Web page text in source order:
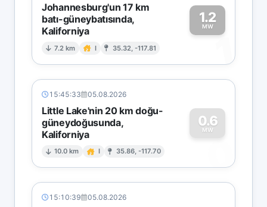
Johannesburg'un 17 km
batı-güneybatısında,
Kaliforniya
7.2 km I 35.32, -117.81
1.2
MW
1
15:45:33 05.08.2026
Little Lake'nin 20 km doğu-
güneydoğusunda,
Kaliforniya
10.0 km I 35.86, -117.70
0.6
MW
0
15:10:39 05.08.2026